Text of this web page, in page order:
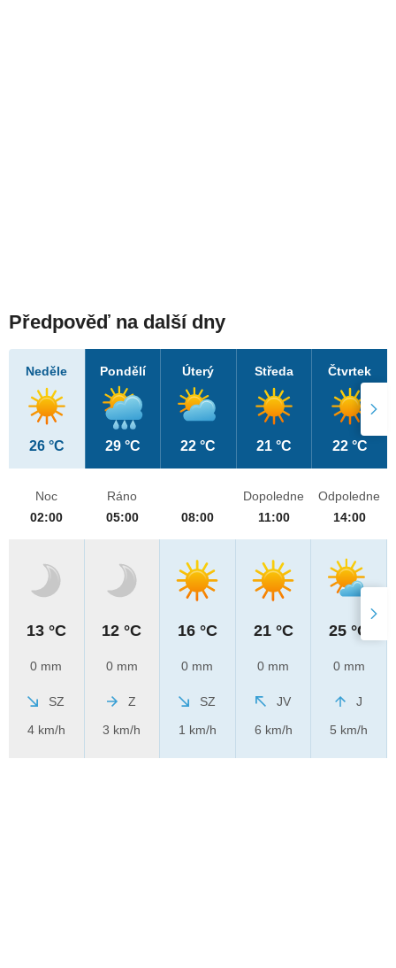
Předpověď na další dny
Neděle
26 °C
Pondělí
29 °C
Úterý
22 °C
Středa
21 °C
Čtvrtek
22 °C
Noc
02:00
13 °C
0 mm
SZ
4 km/h
Ráno
05:00
12 °C
0 mm
Z
3 km/h
08:00
16 °C
0 mm
SZ
1 km/h
Dopoledne
11:00
21 °C
0 mm
JV
6 km/h
Odpoledne
14:00
25 °C
0 mm
J
5 km/h